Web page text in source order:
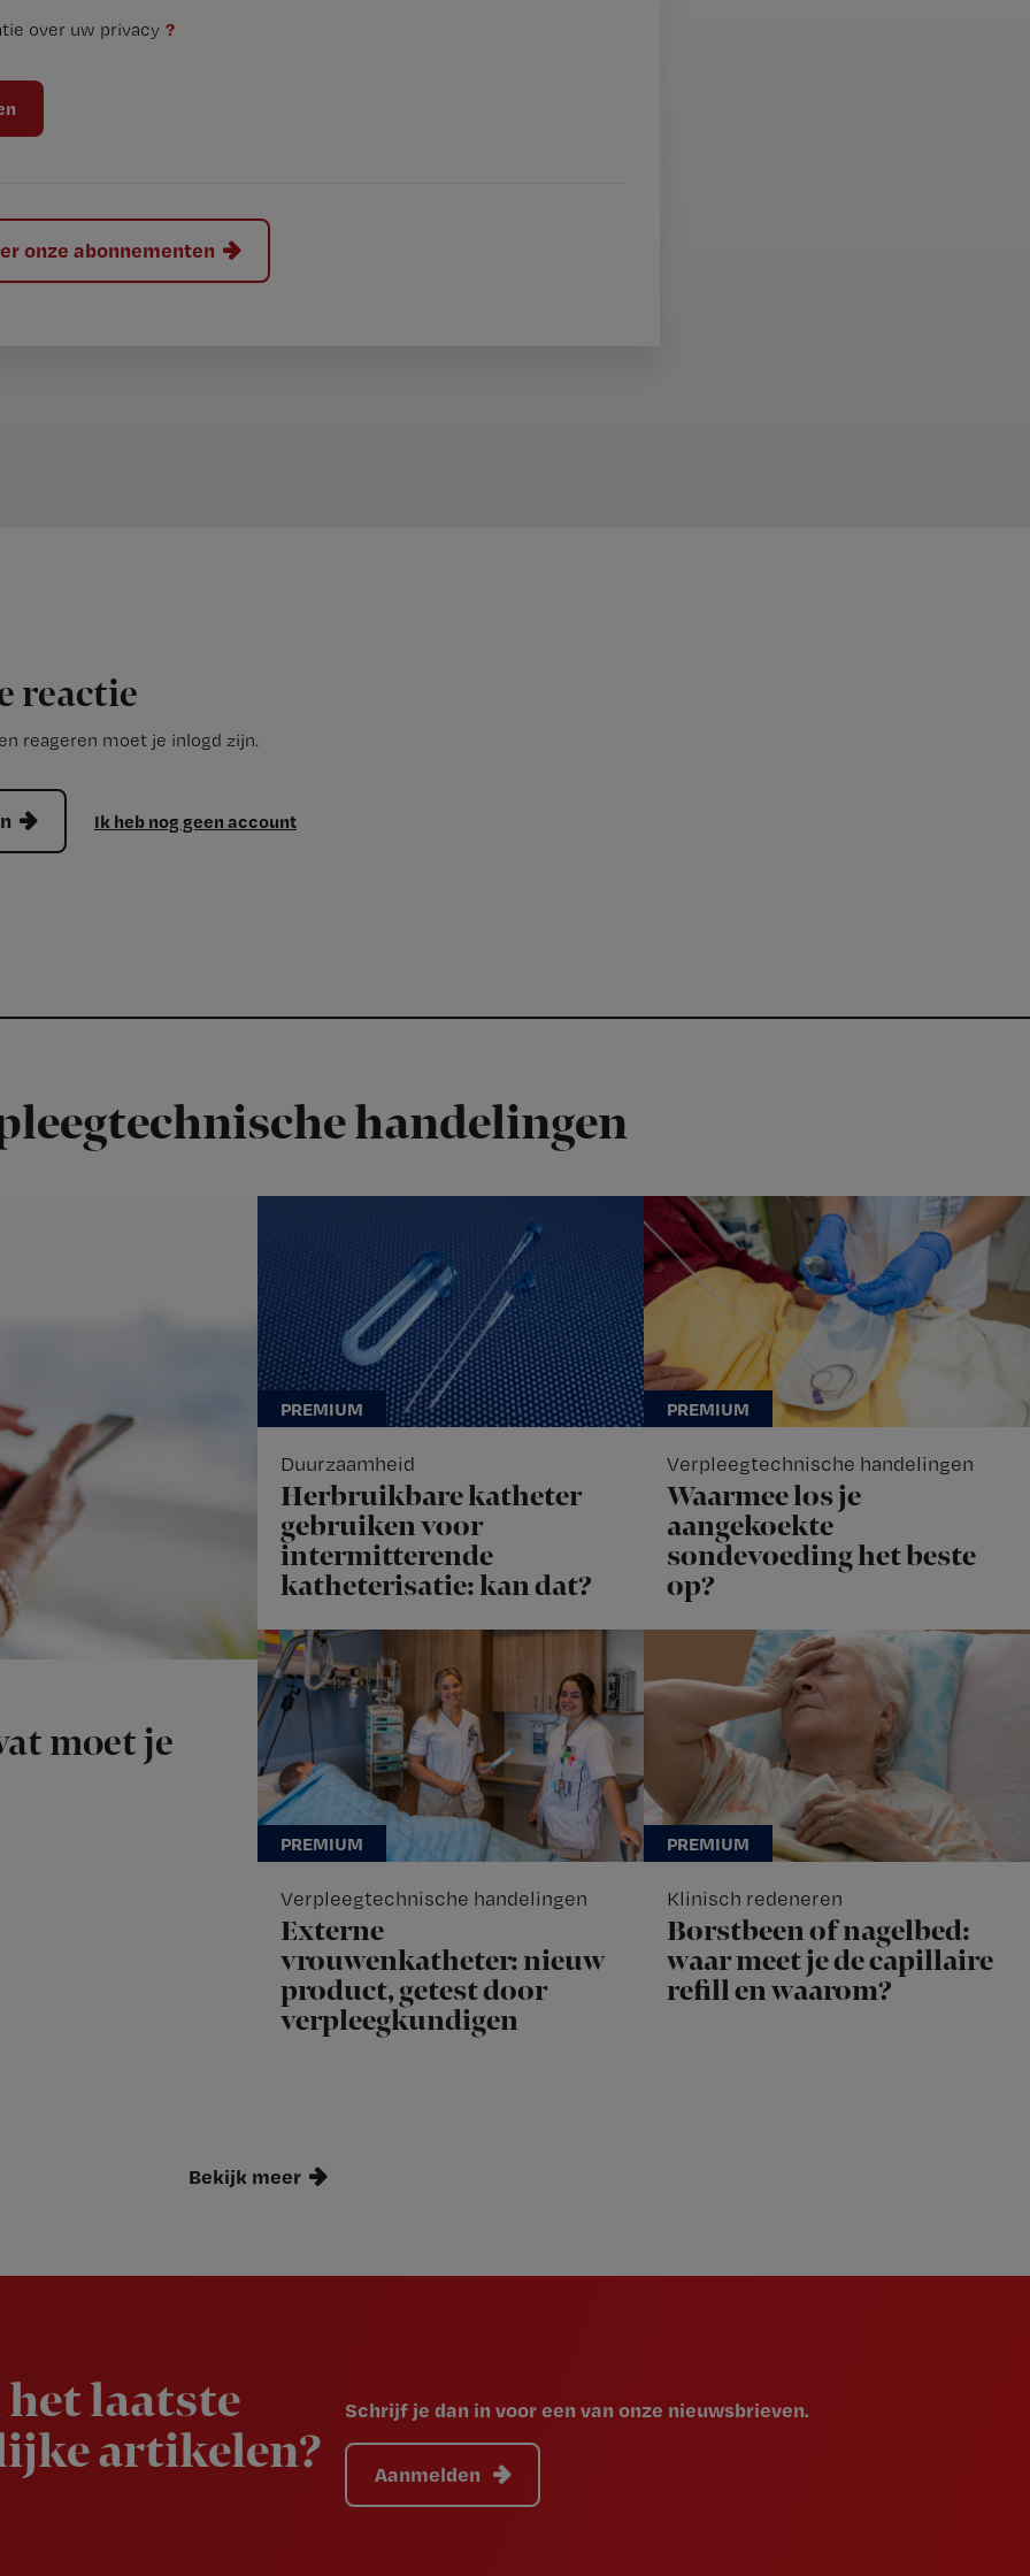
over uw privacy ?
onze abonnementen
reactie
reageren moet je inlogd zijn.
Ik heb nog geen account
handelingen
moet je
Duurzaamheid
Herbruikbare katheter
gebruiken voor
intermitterende
katheterisatie: kan dat?
Verpleegtechnische handelingen
Waarmee los je
aangekoekte
sondevoeding het beste
op?
Verpleegtechnische handelingen
Externe
vrouwenkatheter: nieuw
product, getest door
verpleegkundigen
Klinisch redeneren
Borstbeen of nagelbed:
waar meet je de capillaire
refill en waarom?
Bekijk meer
laatste
artikelen?
Schrijf je dan in voor een van onze nieuwsbrieven.
Aanmelden